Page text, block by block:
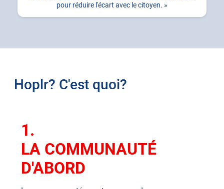
pour réduire l'écart avec le citoyen.
Hoplr? C'est quoi?
1.
LA COMMUNAUTÉ
D'ABORD